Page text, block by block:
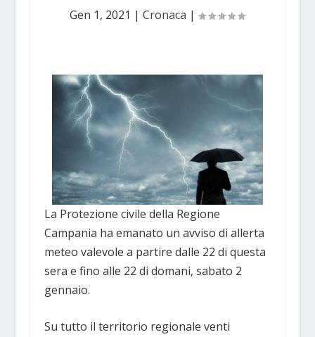
Gen 1, 2021 |Cronaca |
La Protezione civile della Regione
Campania ha emanato un avviso di allerta
meteo valevole a partire dalle 22 di questa
sera e fino alle 22 di domani, sabato 2
gennaio.
Su tutto il territorio regionale venti